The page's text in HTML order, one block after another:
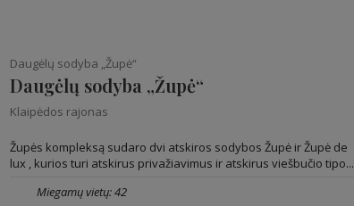
Daugėlų sodyba „Župė“
Daugėlų sodyba „Župė“
Klaipėdos rajonas
Župės kompleksą sudaro dvi atskiros sodybos Župė ir Župė de
lux , kurios turi atskirus privažiavimus ir atskirus viešbučio tipo...
Miegamų vietų: 42